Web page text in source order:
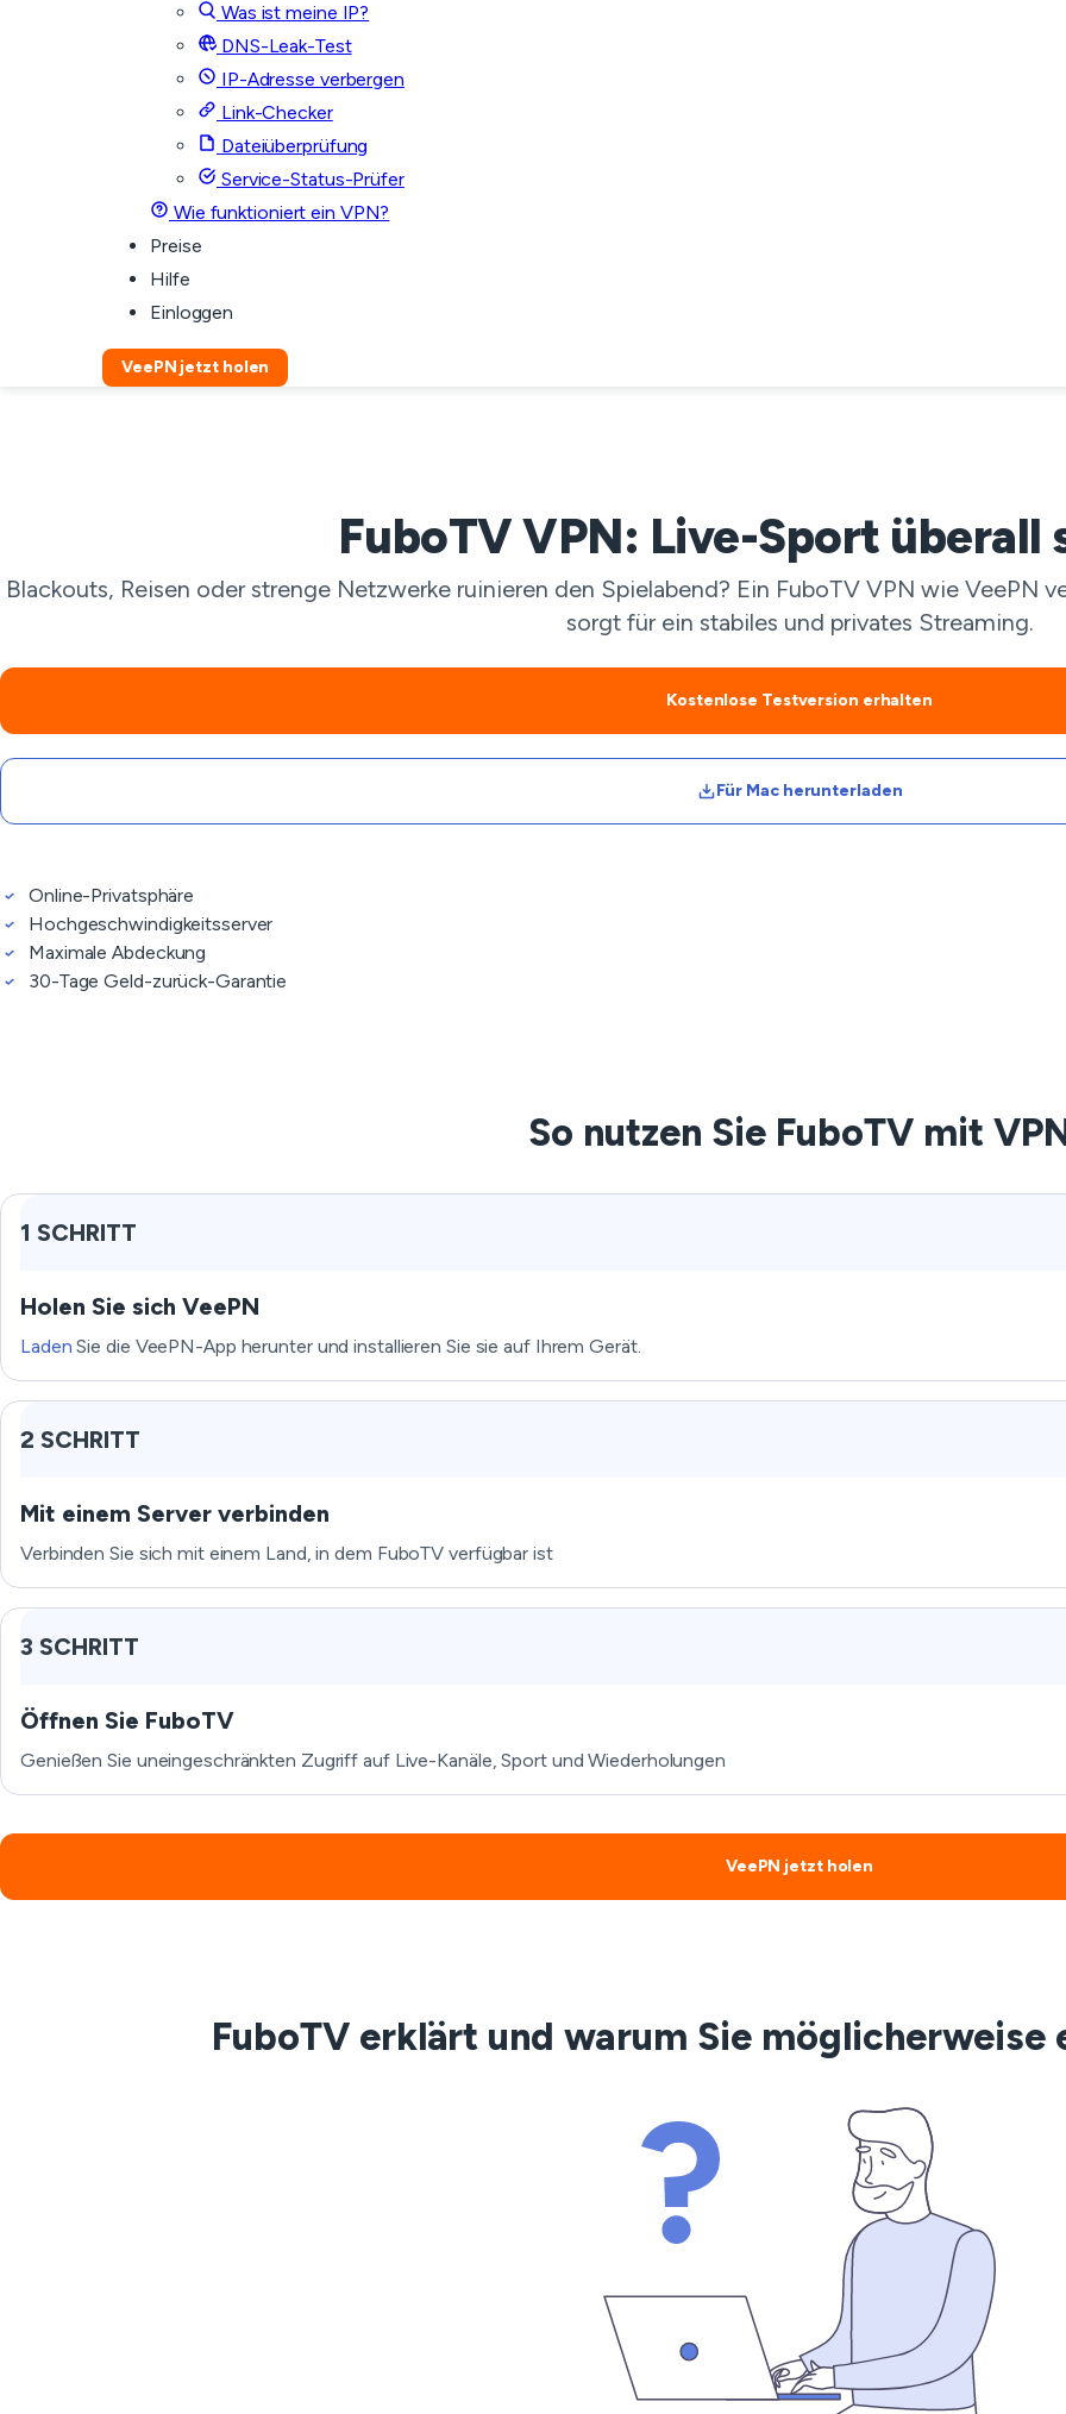
Was ist meine IP?
DNS-Leak-Test
IP-Adresse verbergen
Link-Checker
Dateiüberprüfung
Service-Status-Prüfer
Wie funktioniert ein VPN?
Preise
Hilfe
Einloggen
VeePN jetzt holen
FuboTV VPN: Live-Sport überall
Blackouts, Reisen oder strenge Netzwerke ruinieren den Spielabend? Ein FuboTV VPN wie VeePN
sorgt für ein stabiles und privates Streaming.
Kostenlose Testversion erhalten
Für Mac herunterladen
Online-Privatsphäre
Hochgeschwindigkeitsserver
Maximale Abdeckung
30-Tage Geld-zurück-Garantie
So nutzen Sie FuboTV mit
1 SCHRITT
Holen Sie sich VeePN
Laden Sie die VeePN-App herunter und installieren Sie sie auf Ihrem Gerät.
2 SCHRITT
Mit einem Server verbinden
Verbinden Sie sich mit einem Land, in dem FuboTV verfügbar ist
3 SCHRITT
Öffnen Sie FuboTV
Genießen Sie uneingeschränkten Zugriff auf Live-Kanäle, Sport und Wiederholungen
VeePN jetzt holen
FuboTV erklärt und warum Sie möglicherweise